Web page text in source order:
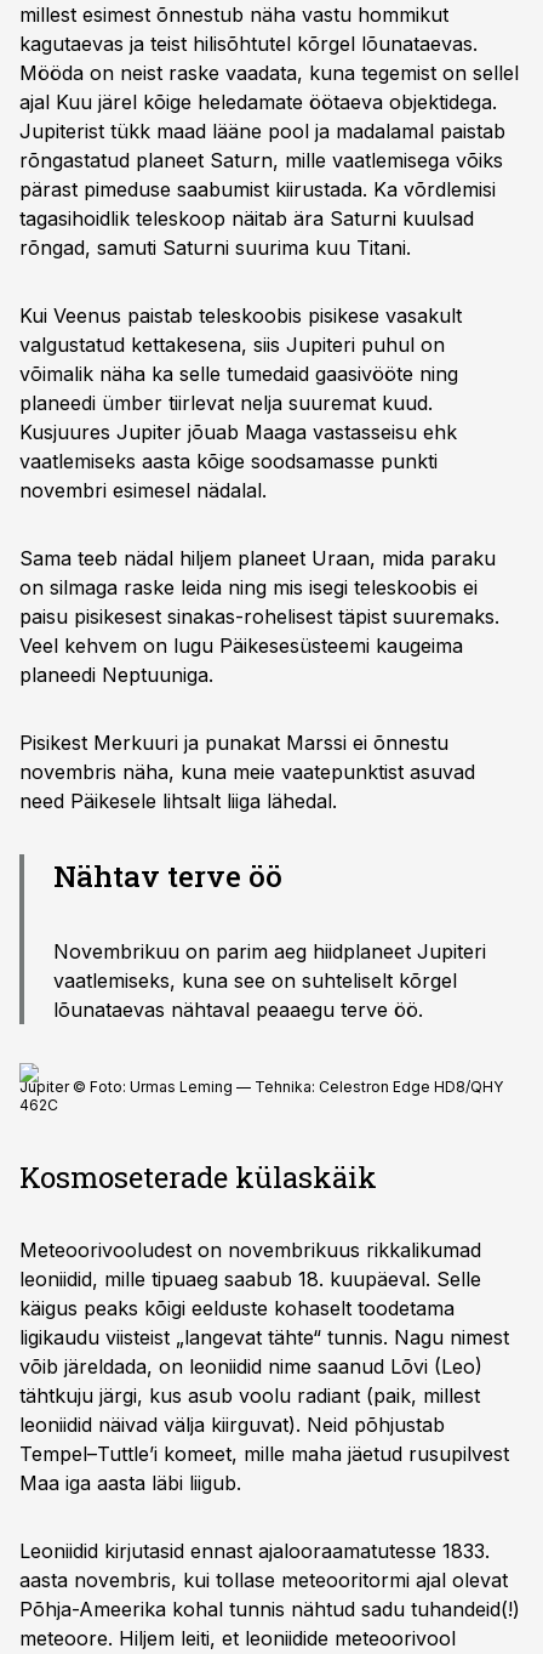
millest esimest õnnestub näha vastu hommikut
kagutaevas ja teist hilisõhtutel kõrgel lõunataevas.
Mööda on neist raske vaadata, kuna tegemist on sellel
ajal Kuu järel kõige heledamate öötaeva objektidega.
Jupiterist tükk maad lääne pool ja madalamal paistab
rõngastatud planeet Saturn, mille vaatlemisega võiks
pärast pimeduse saabumist kiirustada. Ka võrdlemisi
tagasihoidlik teleskoop näitab ära Saturni kuulsad
rõngad, samuti Saturni suurima kuu Titani.
Kui Veenus paistab teleskoobis pisikese vasakult
valgustatud kettakesena, siis Jupiteri puhul on
võimalik näha ka selle tumedaid gaasivööte ning
planeedi ümber tiirlevat nelja suuremat kuud.
Kusjuures Jupiter jõuab Maaga vastasseisu ehk
vaatlemiseks aasta kõige soodsamasse punkti
novembri esimesel nädalal.
Sama teeb nädal hiljem planeet Uraan, mida paraku
on silmaga raske leida ning mis isegi teleskoobis ei
paisu pisikesest sinakas-rohelisest täpist suuremaks.
Veel kehvem on lugu Päikesesüsteemi kaugeima
planeedi Neptuuniga.
Pisikest Merkuuri ja punakat Marssi ei õnnestu
novembris näha, kuna meie vaatepunktist asuvad
need Päikesele lihtsalt liiga lähedal.
Nähtav terve öö
Novembrikuu on parim aeg hiidplaneet Jupiteri
vaatlemiseks, kuna see on suhteliselt kõrgel
lõunataevas nähtaval peaaegu terve öö.
Jupiter © Foto: Urmas Leming — Tehnika: Celestron Edge HD8/QHY
462C
Kosmoseterade külaskäik
Meteoorivooludest on novembrikuus rikkalikumad
leoniidid, mille tipuaeg saabub 18. kuupäeval. Selle
käigus peaks kõigi eelduste kohaselt toodetama
ligikaudu viisteist „langevat tähte“ tunnis. Nagu nimest
võib järeldada, on leoniidid nime saanud Lõvi (Leo)
tähtkuju järgi, kus asub voolu radiant (paik, millest
leoniidid näivad välja kiirguvat). Neid põhjustab
Tempel–Tuttle’i komeet, mille maha jäetud rusupilvest
Maa iga aasta läbi liigub.
Leoniidid kirjutasid ennast ajaloo­raamatutesse 1833.
aasta novembris, kui tollase meteooritormi ajal olevat
Põhja-Ameerika kohal tunnis nähtud sadu tuhandeid(!)
meteoore. Hiljem leiti, et leoniidide meteoorivool